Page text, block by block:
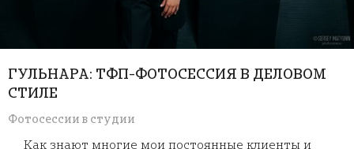
ГУЛЬНАРА: ТФП-ФОТОСЕССИЯ В ДЕЛОВОМ
СТИЛЕ
Фотосессии в студии
Как знают многие мои постоянные клиенты и